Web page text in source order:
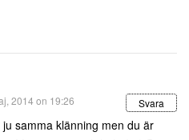
2014 on 19:26 Svara
samma klänning men du är